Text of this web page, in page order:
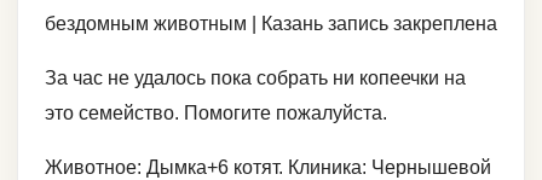
бездомным животным | Казань запись закреплена
За час не удалось пока собрать ни копеечки на
это семейство. Помогите пожалуйста.
Животное: Дымка+6 котят. Клиника: Чернышевой